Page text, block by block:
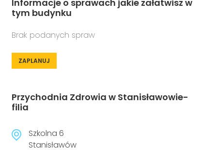
Informacje o sprawach jakie załatwisz w
tym budynku
Brak podanych spraw
ZAPLANUJ
Przychodnia Zdrowia w Stanisławowie-
filia
Szkolna 6
Stanisławów